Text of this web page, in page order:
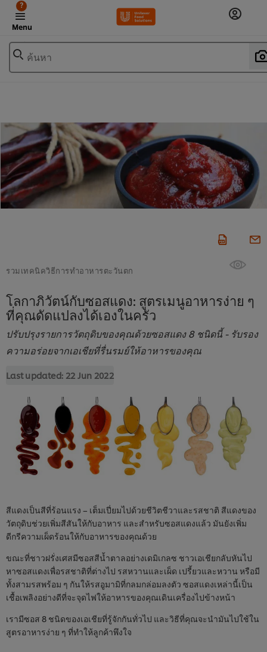
Menu
?
ค้นหา
รวมเทคนิควิธีการทำอาหารตะวันตก
โลกาภิวัตน์กับซอสแดง: สูตรเมนูอาหารง่าย ๆ
ที่คุณดัดแปลงได้เองในครัว
ปรับปรุงรายการวัตถุดิบของคุณด้วยซอสแดง 8 ชนิดนี้ - รับรอง
ความอร่อยจากเอเชียที่รื่นรมย์ให้อาหารของคุณ
Last updated: 22 Jun 2022
สีแดงเป็นสีที่ร้อนแรง – เต็มเปี่ยมไปด้วยชีวิตชีวาและรสชาติ สีแดงของ
วัตถุดิบช่วยเพิ่มสีสันให้กับอาหาร และสำหรับซอสแดงแล้ว มันยังเพิ่ม
ดีกรีความเผ็ดร้อนให้กับอาหารของคุณด้วย
ขณะที่ชาวฝรั่งเศสมีซอสสีน้ำตาลอย่างเดมิเกลซ ชาวเอเชียกลับหันไป
หาซอสแดงเพื่อรสชาติที่ต่างไป รสหวานและเผ็ด เปรี้ยวและหวาน หรือมี
ทั้งสามรสพร้อม ๆ กันให้รสอูมามิที่กลมกล่อมลงตัว ซอสแดงเหล่านี้เป็น
เชื้อเพลิงอย่างดีที่จะจุดไฟให้อาหารของคุณเดินเครื่องไปข้างหน้า
เรามีซอส 8 ชนิดของเอเชียที่รู้จักกันทั่วไป และวิธีที่คุณจะนำมันไปใช้ใน
สูตรอาหารง่าย ๆ ที่ทำให้ลูกค้าพึงใจ